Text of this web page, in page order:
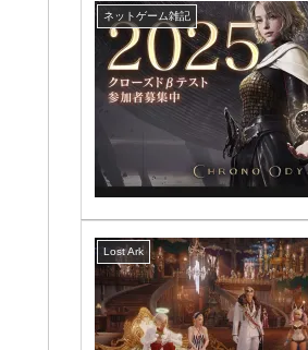
ネットゲーム雑記
Lost Ark